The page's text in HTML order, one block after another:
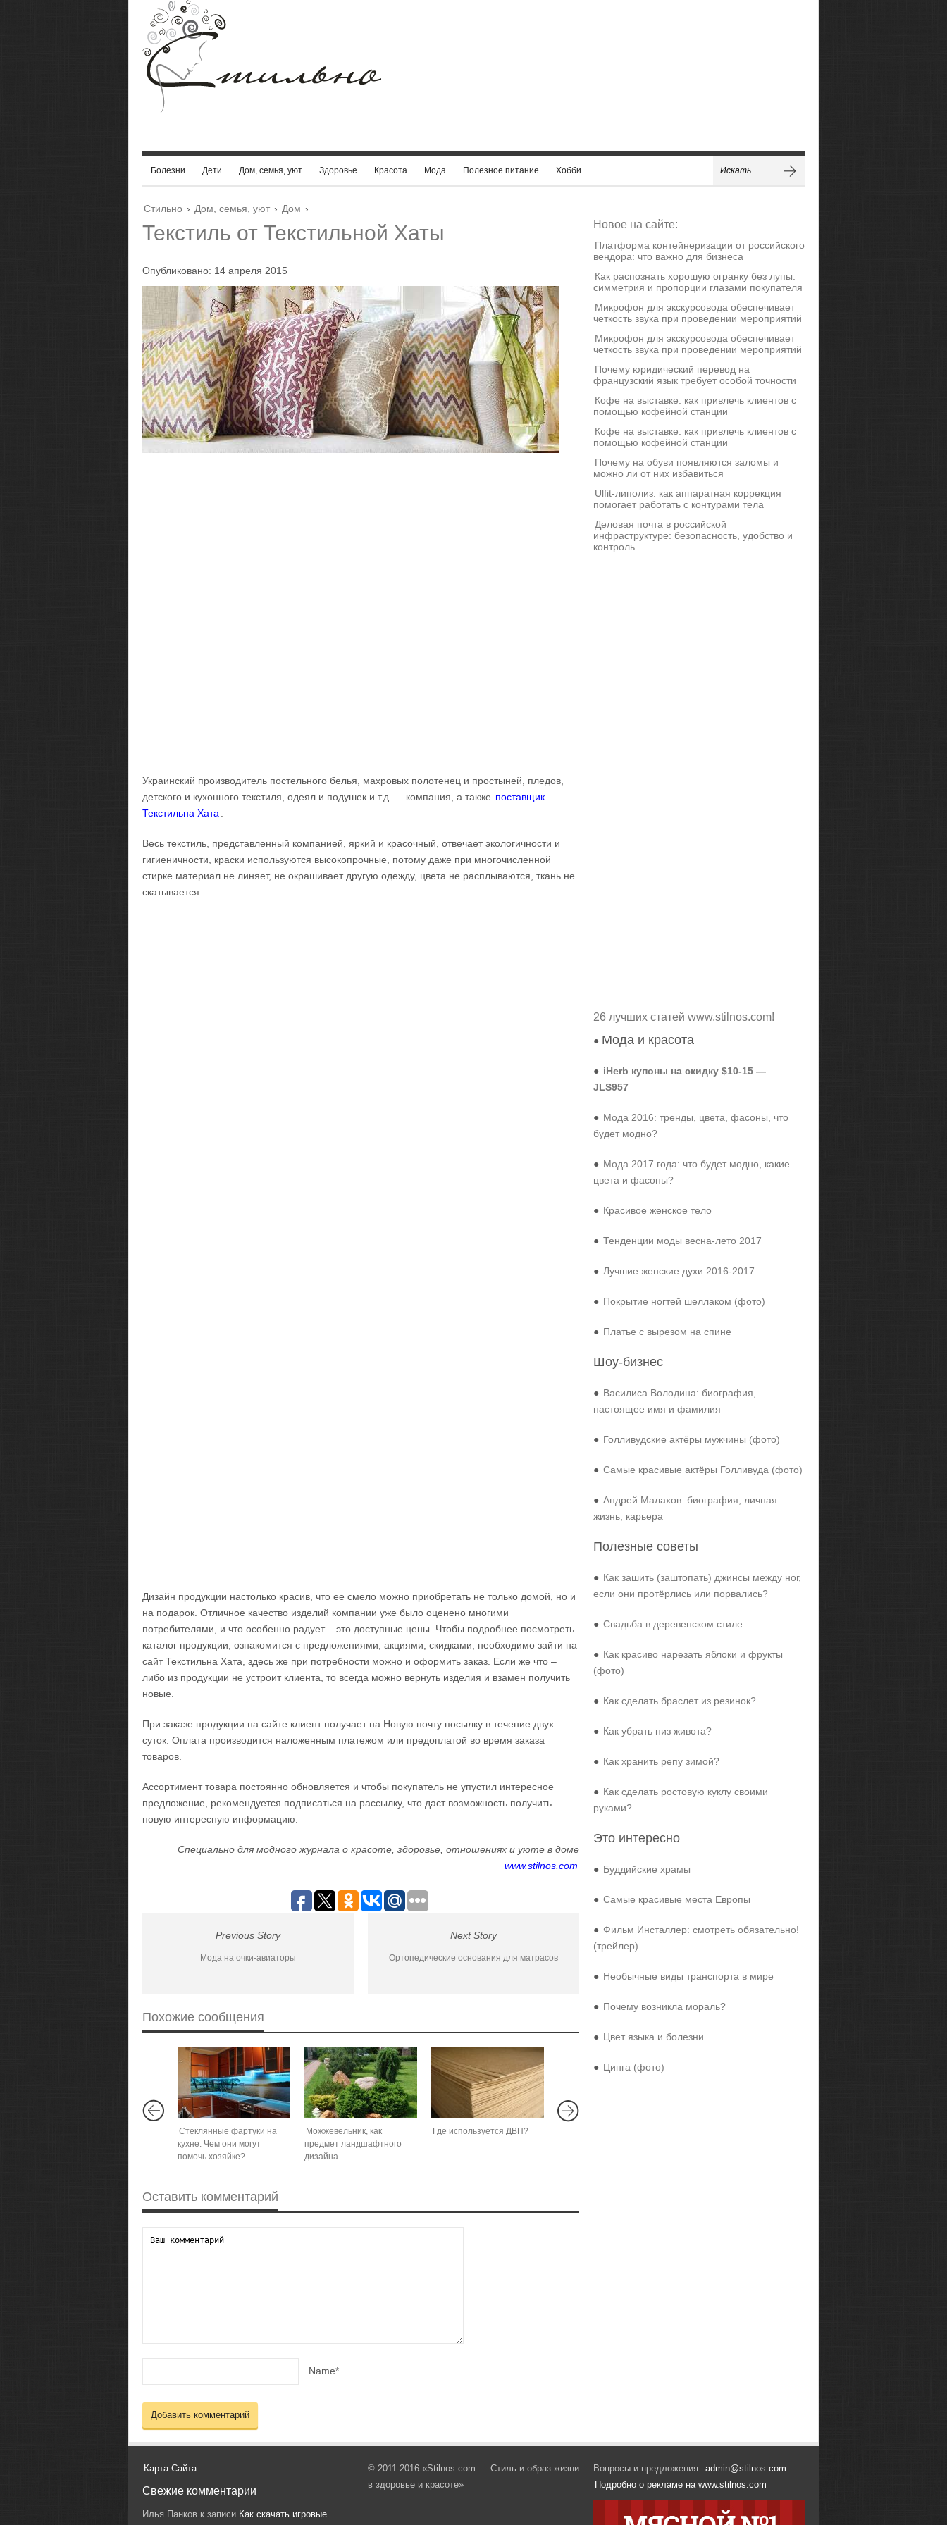
Болезни Дети Дом, семья, уют Здоровье Красота Мода Полезное питание Хобби
Стильно › Дом, семья, уют › Дом ›
Текстиль от Текстильной Хаты
Опубликовано: 14 апреля 2015
Украинский производитель постельного белья, махровых полотенец и простыней, пледов,
детского и кухонного текстиля, одеял и подушек и т.д. – компания, а также поставщик
Текстильна Хата
Весь текстиль, представленный компанией, яркий и красочный, отвечает экологичности и
гигиеничности, краски используются высокопрочные, потому даже при многочисленной
стирке материал не линяет, не окрашивает другую одежду, цвета не расплываются, ткань не
скатывается.
Дизайн продукции настолько красив, что ее смело можно приобретать не только домой, но и
на подарок. Отличное качество изделий компании уже было оценено многими
потребителями, и что особенно радует – это доступные цены. Чтобы подробнее посмотреть
каталог продукции, ознакомится с предложениями, акциями, скидками, необходимо зайти на
сайт Текстильна Хата, здесь же при потребности можно и оформить заказ. Если же что –
либо из продукции не устроит клиента, то всегда можно вернуть изделия и взамен получить
новые.
При заказе продукции на сайте клиент получает на Новую почту посылку в течение двух
суток. Оплата производится наложенным платежом или предоплатой во время заказа
товаров.
Ассортимент товара постоянно обновляется и чтобы покупатель не упустил интересное
предложение, рекомендуется подписаться на рассылку, что даст возможность получить
новую интересную информацию.
Специально для модного журнала о красоте, здоровье, отношениях и уюте в доме
www.stilnos.com
Previous Story
Мода на очки-авиаторы
Next Story
Ортопедические основания для матрасов
Похожие сообщения
Стеклянные фартуки на
кухне. Чем они могут
помочь хозяйке?
Можжевельник, как
предмет ландшафтного
дизайна
Где используется ДВП?
Оставить комментарий
Name*
Новое на сайте:
Платформа контейнеризации от российского
вендора: что важно для бизнеса
Как распознать хорошую огранку без лупы:
симметрия и пропорции глазами покупателя
Микрофон для экскурсовода обеспечивает
четкость звука при проведении мероприятий
Микрофон для экскурсовода обеспечивает
четкость звука при проведении мероприятий
Почему юридический перевод на
французский язык требует особой точности
Кофе на выставке: как привлечь клиентов с
помощью кофейной станции
Кофе на выставке: как привлечь клиентов с
помощью кофейной станции
Почему на обуви появляются заломы и
можно ли от них избавиться
Ulfit-липолиз: как аппаратная коррекция
помогает работать с контурами тела
Деловая почта в российской
инфраструктуре: безопасность, удобство и
контроль
26 лучших статей www.stilnos.com!
● Мода и красота
● iHerb купоны на скидку $10-15 —
JLS957
● Мода 2016: тренды, цвета, фасоны, что
будет модно?
● Мода 2017 года: что будет модно, какие
цвета и фасоны?
● Красивое женское тело
● Тенденции моды весна-лето 2017
● Лучшие женские духи 2016-2017
● Покрытие ногтей шеллаком (фото)
● Платье с вырезом на спине
Шоу-бизнес
● Василиса Володина: биография,
настоящее имя и фамилия
● Голливудские актёры мужчины (фото)
● Самые красивые актёры Голливуда (фото)
● Андрей Малахов: биография, личная
жизнь, карьера
Полезные советы
● Как зашить (заштопать) джинсы между ног,
если они протёрлись или порвались?
● Свадьба в деревенском стиле
● Как красиво нарезать яблоки и фрукты
(фото)
● Как сделать браслет из резинок?
● Как убрать низ живота?
● Как хранить репу зимой?
● Как сделать ростовую куклу своими
руками?
Это интересно
● Буддийские храмы
● Самые красивые места Европы
● Фильм Инсталлер: смотреть обязательно!
(трейлер)
● Необычные виды транспорта в мире
● Почему возникла мораль?
● Цвет языка и болезни
● Цинга (фото)
Карта Сайта
Свежие комментарии
Илья Панков к записи Как скачать игровые
© 2011-2016 «Stilnos.com — Стиль и образ жизни
в здоровье и красоте»
Вопросы и предложения: admin@stilnos.com
Подробно о рекламе на www.stilnos.com